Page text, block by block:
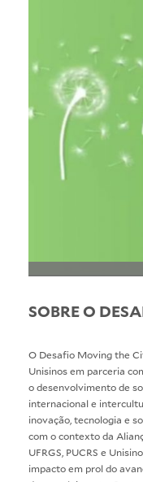
SOBRE O
O Desafio Moving the
Unisinos em parceria
o desenvolvimento de
internacional e
inovação, tecnologia e
com o contexto da
UFRGS, PUCRS e
impacto em prol do